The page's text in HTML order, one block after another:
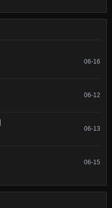
06-16
06-12
06-13
06-15